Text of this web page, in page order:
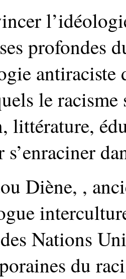
profondes
le
littérature,
Diène, ,
Nations
du